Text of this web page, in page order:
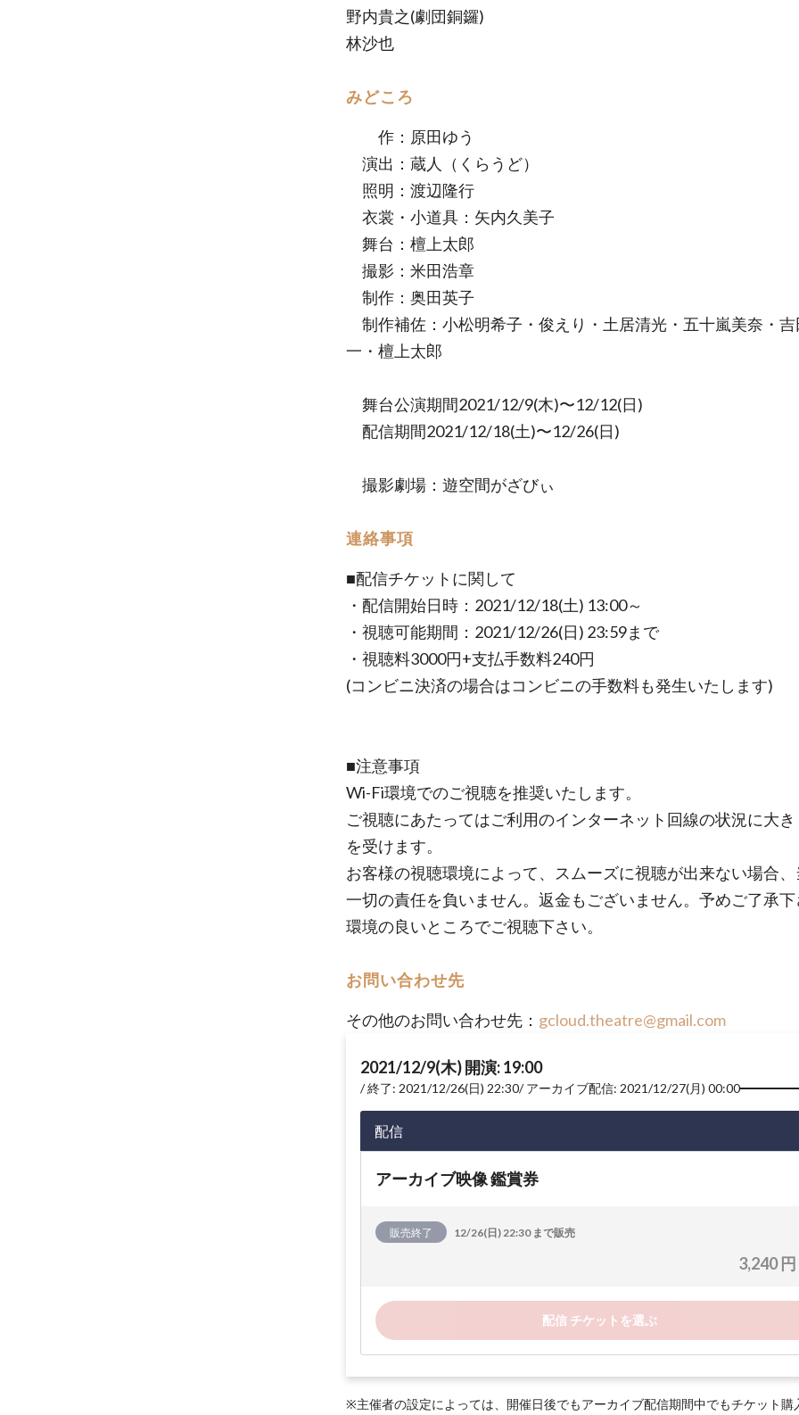
野内貴之(劇団銅鑼)
林沙也
みどころ
作：原田ゆう
演出：蔵人（くらうど）
照明：渡辺隆行
衣裳・小道具：矢内久美子
舞台：檀上太郎
撮影：米田浩章
制作：奥田英子
制作補佐：小松明希子・俊えり・土居清光・五十嵐美奈・吉
一・檀上太郎
舞台公演期間2021/12/9(木)〜12/12(日)
配信期間2021/12/18(土)〜12/26(日)
撮影劇場：遊空間がざびぃ
連絡事項
■配信チケットに関して
・配信開始日時：2021/12/18(土) 13:00～
・視聴可能期間：2021/12/26(日) 23:59まで
・視聴料3000円+支払手数料240円
(コンビニ決済の場合はコンビニの手数料も発生いたします)
■注意事項
Wi-Fi環境でのご視聴を推奨いたします。
ご視聴にあたってはご利用のインターネット回線の状況に大
を受けます。
お客様の視聴環境によって、スムーズに視聴が出来ない場合
一切の責任を負いません。返金もございません。予めご了承
環境の良いところでご視聴下さい。
お問い合わせ先
その他のお問い合わせ先： gcloud.theatre@gmail.com
2021/12/9(木) 開演: 19:00
終了: 2021/12/26(日) 22:30 アーカイブ配信: 2021/12/27(月) 00:00
配信
アーカイブ映像 鑑賞券
販売終了 12/26(日) 22:30 まで販売
3,240 円
配信 チケットを選ぶ
※主催者の設定によっては、開催日後でもアーカイブ配信期間中でもチケット購